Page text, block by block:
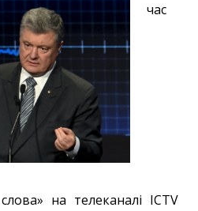
час
на телеканалі ICTV